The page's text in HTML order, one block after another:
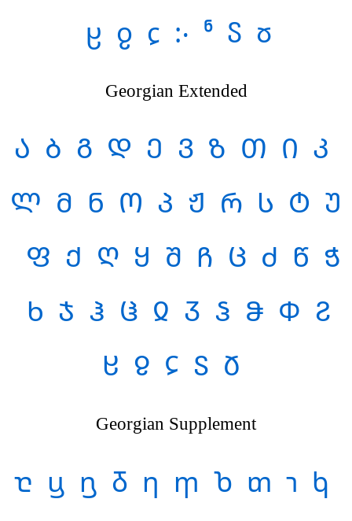
ჸ ჹ ჺ ჻ ჼ ჽ ჾ
Georgian Extended
Ა Ბ Გ Დ Ე Ვ Ზ Თ Ი Კ
Ლ Მ Ნ Ო Პ Ჟ Რ Ს Ტ Უ
Ფ Ქ Ღ Ყ Შ Ჩ Ც Ძ Წ Ჭ
Ხ Ჯ Ჰ Ჱ Ჲ Ჳ Ჴ Ჵ Ჶ Ჷ
Ჸ Ჹ Ჺ Ჽ Ჾ
Georgian Supplement
ⴀ ⴁ ⴂ ⴃ ⴄ ⴅ ⴆ ⴇ ⴈ ⴉ